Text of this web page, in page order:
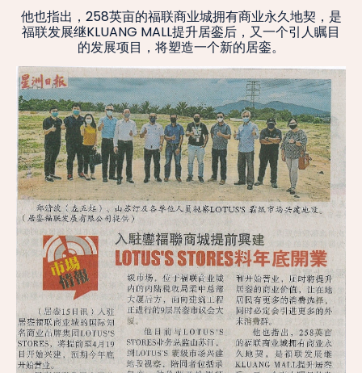
他也指出，258英亩的福联商业城拥有商业永久地契，是
福联发展继KLUANG MALL提升居銮后，又一个引人瞩目
的发展项目，将塑造一个新的居銮。